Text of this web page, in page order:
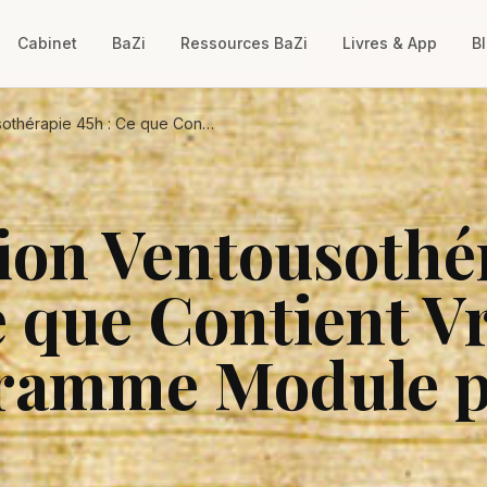
Cabinet BaZi Ressources BaZi Livres & App
Formation Ventousothérapie 45h : Ce que Contient Vraiment le Programme Module par Module
que Contient
Module